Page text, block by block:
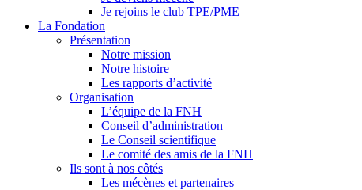
Je rejoins le club TPE/PME
La Fondation
Présentation
Notre mission
Notre histoire
Les rapports d’activité
Organisation
L’équipe de la FNH
Conseil d’administration
Le Conseil scientifique
Le comité des amis de la FNH
Ils sont à nos côtés
Les mécènes et partenaires